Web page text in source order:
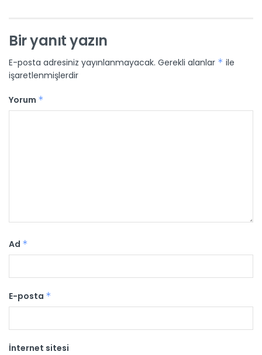
Bir yanıt yazın
E-posta adresiniz yayınlanmayacak. Gerekli alanlar * ile
işaretlenmişlerdir
Yorum *
Ad *
E-posta *
İnternet sitesi